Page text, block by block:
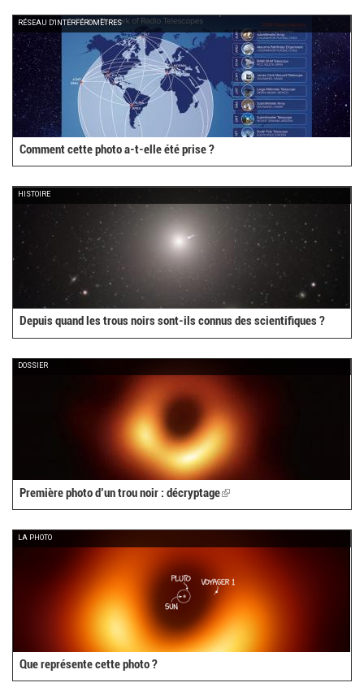
RÉSEAU D'INTERFÉROMÈTRES
Comment cette photo a-t-elle été prise ?
HISTOIRE
Depuis quand les trous noirs sont-ils connus des scientifiques ?
DOSSIER
Première photo d’un trou noir : décryptage(link
is
LA PHOTO
Que représente cette photo ?